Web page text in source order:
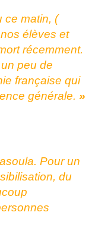
ce matin, (
élèves et
récemment.
peu de
française qui
générale. »
Pour un
du